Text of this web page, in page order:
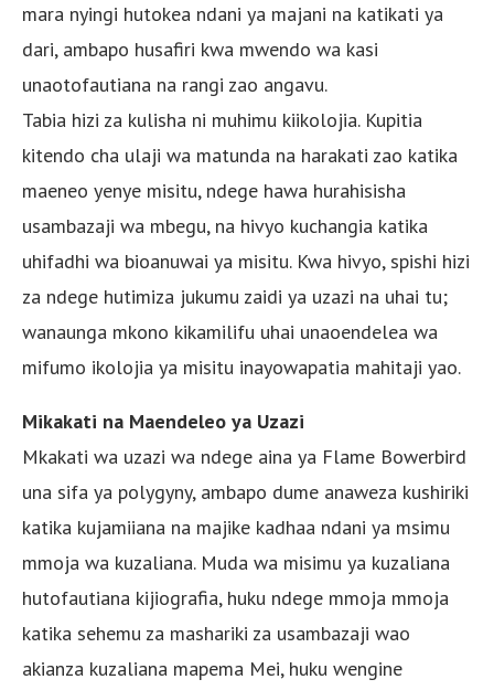
mara nyingi hutokea ndani ya majani na katikati ya
dari, ambapo husafiri kwa mwendo wa kasi
unaotofautiana na rangi zao angavu.
Tabia hizi za kulisha ni muhimu kiikolojia. Kupitia
kitendo cha ulaji wa matunda na harakati zao katika
maeneo yenye misitu, ndege hawa hurahisisha
usambazaji wa mbegu, na hivyo kuchangia katika
uhifadhi wa bioanuwai ya misitu. Kwa hivyo, spishi hizi
za ndege hutimiza jukumu zaidi ya uzazi na uhai tu;
wanaunga mkono kikamilifu uhai unaoendelea wa
mifumo ikolojia ya misitu inayowapatia mahitaji yao.
Mikakati na Maendeleo ya Uzazi
Mkakati wa uzazi wa ndege aina ya Flame Bowerbird
una sifa ya polygyny, ambapo dume anaweza kushiriki
katika kujamiiana na majike kadhaa ndani ya msimu
mmoja wa kuzaliana. Muda wa misimu ya kuzaliana
hutofautiana kijiografia, huku ndege mmoja mmoja
katika sehemu za mashariki za usambazaji wao
akianza kuzaliana mapema Mei, huku wengine